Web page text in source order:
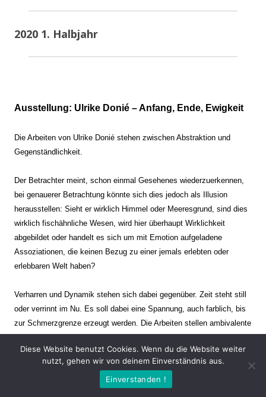
2020 1. Halbjahr
Ausstellung: Ulrike Donié – Anfang, Ende, Ewigkeit
Die Arbeiten von Ulrike Donié stehen zwischen Abstraktion und
Gegenständlichkeit.
Der Betrachter meint, schon einmal Gesehenes wiederzuerkennen,
bei genauerer Betrachtung könnte sich dies jedoch als Illusion
herausstellen: Sieht er wirklich Himmel oder Meeresgrund, sind dies
wirklich fischähnliche Wesen, wird hier überhaupt Wirklichkeit
abgebildet oder handelt es sich um mit Emotion aufgeladene
Assoziationen, die keinen Bezug zu einer jemals erlebten oder
erlebbaren Welt haben?
Verharren und Dynamik stehen sich dabei gegenüber. Zeit steht still
oder verrinnt im Nu. Es soll dabei eine Spannung, auch farblich, bis
zur Schmerzgrenze erzeugt werden. Die Arbeiten stellen ambivalente
eine friedliche Szenerie einer mit seltsamen Wesen bevölkerten
anderen Welt vor sich hat oder ob sich im nächsten Moment der tiefe
Abgrund öffnet und er mit allem anderen in einen Abgrund
Diese Website benutzt Cookies. Wenn du die Website weiter
nutzt, gehen wir von deinem Einverständnis aus.
Einverstanden !